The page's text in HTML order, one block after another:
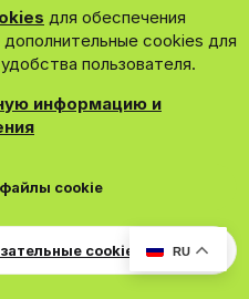
RU
связь
Поддержка
Условия и правила
для обеспечения
cookies для
пользователя.
информацию и
cookie
cookie